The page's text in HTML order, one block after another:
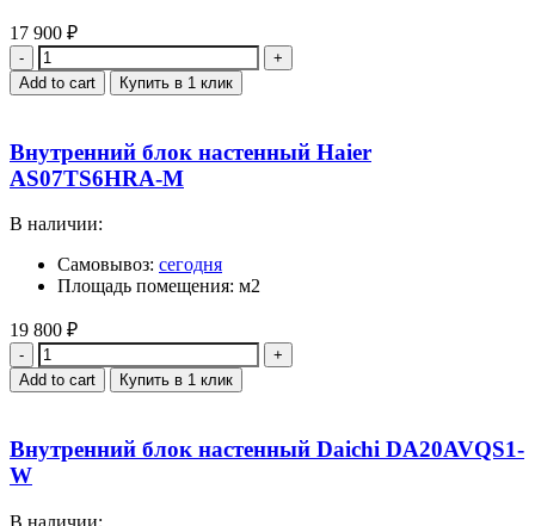
17 900 ₽
Quantity
Add to cart Купить в 1 клик
Внутренний блок настенный Haier
AS07TS6HRA-M
В наличии:
Самовывоз: сегодня
Площадь помещения: м2
19 800 ₽
Quantity
Add to cart Купить в 1 клик
Внутренний блок настенный Daichi DA20AVQS1-
W
В наличии: